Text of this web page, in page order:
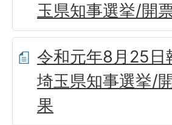
玉県知事選挙/開
令和元年8月25日
埼玉県知事選挙/
果